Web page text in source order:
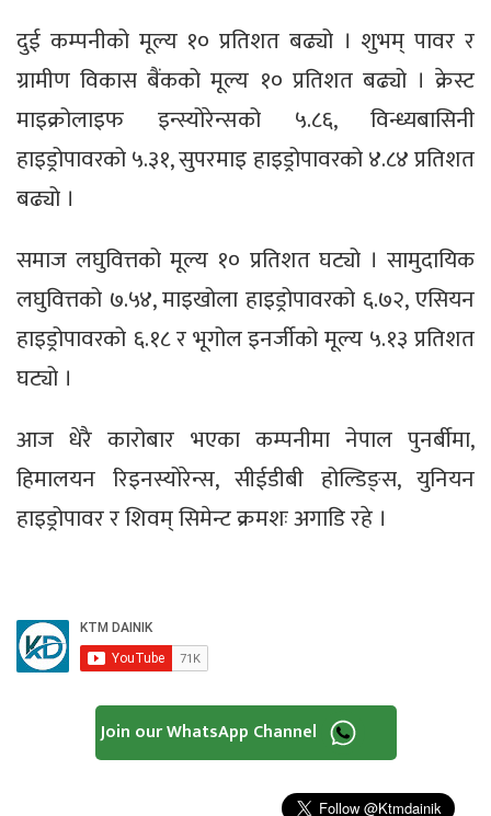
दुई कम्पनीको मूल्य १० प्रतिशत बढ्यो । शुभम् पावर र
ग्रामीण विकास बैंकको मूल्य १० प्रतिशत बढ्यो । क्रेस्ट
माइक्रोलाइफ इन्स्योरेन्सको ५.८६, विन्ध्यबासिनी
हाइड्रोपावरको ५.३१, सुपरमाइ हाइड्रोपावरको ४.८४ प्रतिशत
बढ्यो ।
समाज लघुवित्तको मूल्य १० प्रतिशत घट्यो । सामुदायिक
लघुवित्तको ७.५४, माइखोला हाइड्रोपावरको ६.७२, एसियन
हाइड्रोपावरको ६.१८ र भूगोल इनर्जीको मूल्य ५.१३ प्रतिशत
घट्यो ।
आज धेरै कारोबार भएका कम्पनीमा नेपाल पुनर्बीमा,
हिमालयन रिइनस्योरेन्स, सीईडीबी होल्डिङ्स, युनियन
हाइड्रोपावर र शिवम् सिमेन्ट क्रमशः अगाडि रहे ।
Join our WhatsApp Channel